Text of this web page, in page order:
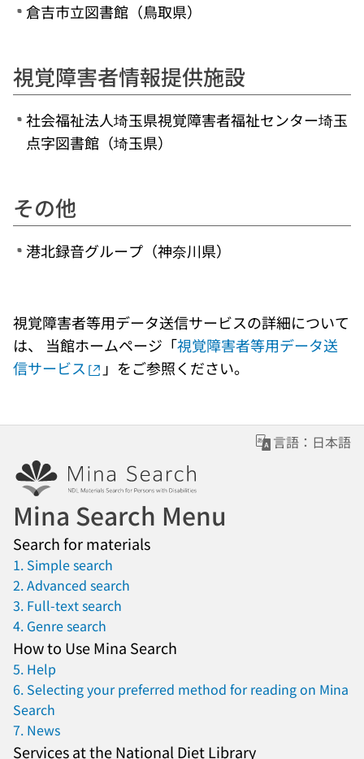
倉吉市立図書館（鳥取県）
視覚障害者情報提供施設
社会福祉法人埼玉県視覚障害者福祉センター埼玉
点字図書館（埼玉県）
その他
港北録音グループ（神奈川県）
視覚障害者等用データ送信サービスの詳細について
は、 当館ホームページ「視覚障害者等用データ送
信サービス
」をご参照ください。
言語：日本語
Mina Search Menu
Search for materials
1. Simple search
2. Advanced search
3. Full-text search
4. Genre search
How to Use Mina Search
5. Help
6. Selecting your preferred method for reading on Mina
Search
7. News
Services at the National Diet Library